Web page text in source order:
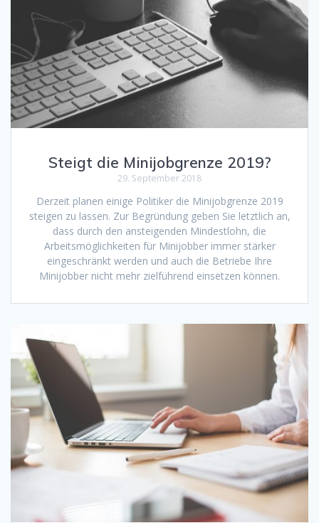
Steigt die Minijobgrenze 2019?
29. September 2018
Derzeit planen einige Politiker die Minijobgrenze 2019
steigen zu lassen. Zur Begründung geben Sie letztlich an,
dass durch den ansteigenden Mindestlohn, die
Arbeitsmöglichkeiten für Minijobber immer stärker
eingeschränkt werden und auch die Betriebe Ihre
Minijobber nicht mehr zielführend einsetzen können.